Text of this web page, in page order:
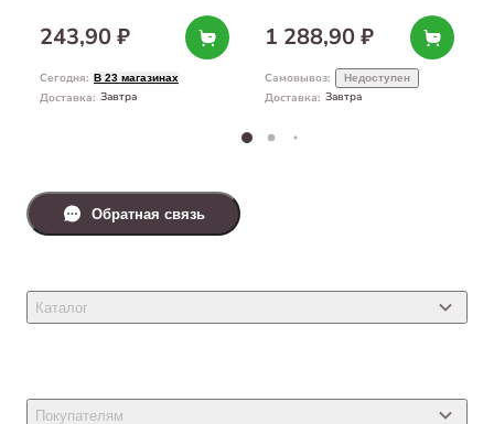
243,90 ₽
Сегодня: В 23 магазинах
Доставка: Завтра
1 288,90 ₽
Самовывоз: Недоступен
Доставка: Завтра
Каталог
Товары для собак
Покупателям
Обратная связь